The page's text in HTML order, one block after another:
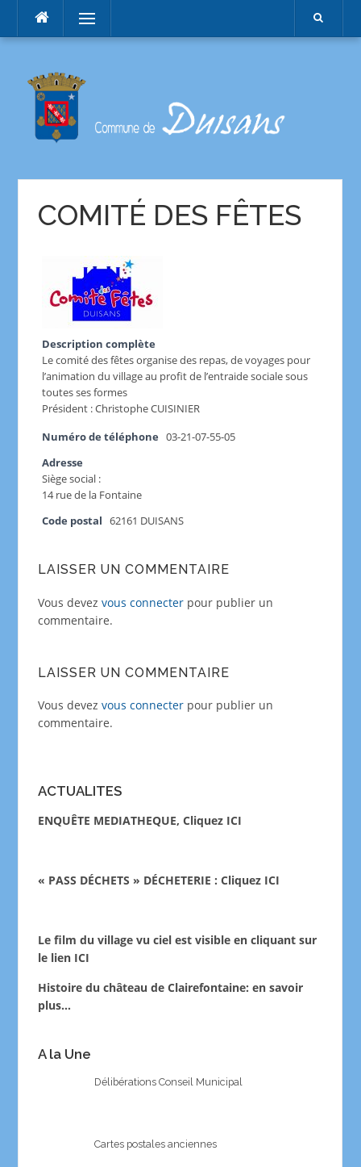
Menu
COMITÉ DES FÊTES
Description complète
Le comité des fêtes organise des repas, de voyages pour
l’animation du village au profit de l’entraide sociale sous
toutes ses formes
Président : Christophe CUISINIER
Numéro de téléphone 03-21-07-55-05
Adresse
Siège social :
14 rue de la Fontaine
Code postal 62161 DUISANS
LAISSER UN COMMENTAIRE
Vous devez vous connecterpour publier un
commentaire.
LAISSER UN COMMENTAIRE
Vous devez vous connecterpour publier un
commentaire.
ACTUALITES
ENQUÊTE MEDIATHEQUE, Cliquez ICI
« PASS DÉCHETS » DÉCHETERIE : Cliquez ICI
Le film du village vu ciel est visible en cliquant sur
le lien ICI
Histoire du château de Clairefontaine: en savoir
plus…
A la Une
Délibérations Conseil Municipal
Cartes postales anciennes